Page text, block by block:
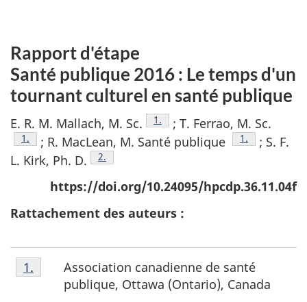
Rapport d'étape
Santé publique 2016 : Le temps d'un
tournant culturel en santé publique
E. R. M. Mallach, M. Sc. Note de bas de page
1. ; T. Ferrao, M. Sc.
Note de bas de page
1. ; R. MacLean, M. Santé publique Note de bas
1.
; S. F.
L. Kirk, Ph. D.
Note de bas de page
2.
https://doi.org/10.24095/hpcdp.36.11.04f
Rattachement des auteurs :
Notes
de
Association canadienne de santé
publique, Ottawa (Ontario), Canada
Retour à la référence de la note de bas de page
1.